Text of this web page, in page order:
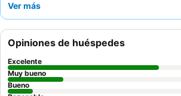
personal, siempre atento y amable
experiencia más tranquila, los huéspedes
solicitar una habitación con vistas al jardín.
Ver más
Opiniones de huéspedes
Excelente
Muy bueno
Bueno